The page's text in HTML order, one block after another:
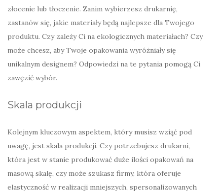
złocenie lub tłoczenie. Zanim wybierzesz drukarnię,
zastanów się, jakie materiały będą najlepsze dla Twojego
produktu. Czy zależy Ci na ekologicznych materiałach? Czy
może chcesz, aby Twoje opakowania wyróżniały się
unikalnym designem? Odpowiedzi na te pytania pomogą Ci
zawęzić wybór.
Skala produkcji
Kolejnym kluczowym aspektem, który musisz wziąć pod
uwagę, jest skala produkcji. Czy potrzebujesz drukarni,
która jest w stanie produkować duże ilości opakowań na
masową skalę, czy może szukasz firmy, która oferuje
elastyczność w realizacji mniejszych, spersonalizowanych